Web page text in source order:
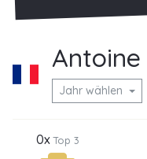
Jahr wählen
0xTop 3